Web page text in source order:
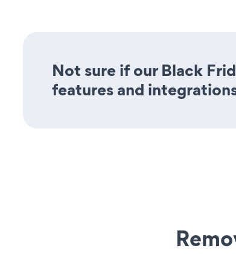
Not sure if our Black
features and